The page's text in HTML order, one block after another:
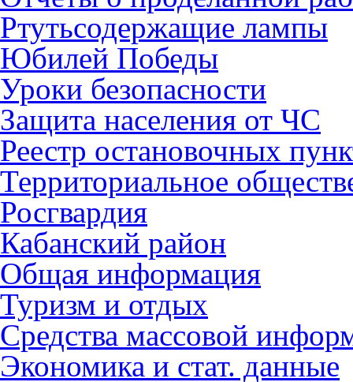
Ртутьсодержащие лампы
Юбилей Победы
Уроки безопасности
Защита населения от ЧС
Реестр остановочных
Территориальное
Росгвардия
Кабанский район
Общая информация
Туризм и отдых
Средства массовой
Экономика и стат. данные